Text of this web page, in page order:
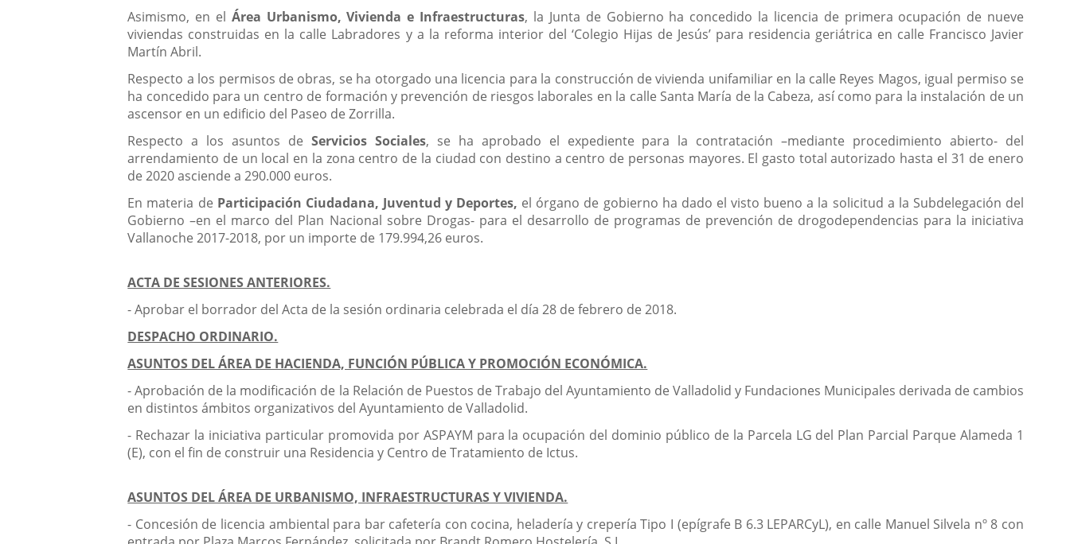
Asimismo, en el Área Urbanismo, Vivienda e Infraestructuras, la Junta de Gobierno ha concedido la licencia de primera ocupación de nueve
viviendas construidas en la calle Labradores y a la reforma interior del ‘Colegio Hijas de Jesús’ para residencia geriátrica en calle Francisco Javier
Martín Abril.
Respecto a los permisos de obras, se ha otorgado una licencia para la construcción de vivienda unifamiliar en la calle Reyes Magos, igual permiso se
ha concedido para un centro de formación y prevención de riesgos laborales en la calle Santa María de la Cabeza, así como para la instalación de un
ascensor en un edificio del Paseo de Zorrilla.
Respecto a los asuntos de Servicios Sociales, se ha aprobado el expediente para la contratación –mediante procedimiento abierto- del
arrendamiento de un local en la zona centro de la ciudad con destino a centro de personas mayores. El gasto total autorizado hasta el 31 de enero
de 2020 asciende a 290.000 euros.
En materia de Participación Ciudadana, Juventud y Deportes, el órgano de gobierno ha dado el visto bueno a la solicitud a la Subdelegación del
Gobierno –en el marco del Plan Nacional sobre Drogas- para el desarrollo de programas de prevención de drogodependencias para la iniciativa
Vallanoche 2017-2018, por un importe de 179.994,26 euros.
ACTA DE SESIONES ANTERIORES.
- Aprobar el borrador del Acta de la sesión ordinaria celebrada el día 28 de febrero de 2018.
DESPACHO ORDINARIO.
ASUNTOS DEL ÁREA DE HACIENDA, FUNCIÓN PÚBLICA Y PROMOCIÓN ECONÓMICA.
- Aprobación de la modificación de la Relación de Puestos de Trabajo del Ayuntamiento de Valladolid y Fundaciones Municipales derivada de cambios
en distintos ámbitos organizativos del Ayuntamiento de Valladolid.
- Rechazar la iniciativa particular promovida por ASPAYM para la ocupación del dominio público de la Parcela LG del Plan Parcial Parque Alameda 1
(E), con el fin de construir una Residencia y Centro de Tratamiento de Ictus.
ASUNTOS DEL ÁREA DE URBANISMO, INFRAESTRUCTURAS Y VIVIENDA.
- Concesión de licencia ambiental para bar cafetería con cocina, heladería y crepería Tipo I (epígrafe B 6.3 LEPARCyL), en calle Manuel Silvela nº 8 con